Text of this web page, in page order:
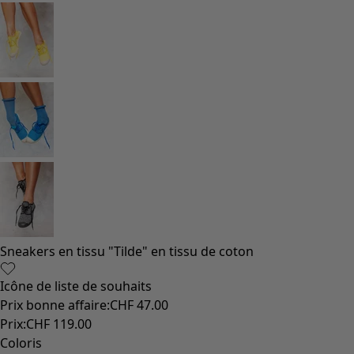
Styles de vétements
Vêtements en lin
Robes de style hippie
Grandes Tailles
À fleurs
Vêtements hippies
Une mode scandinave
Superpositions
À rayures
Des carreaux à foison
À pois
Vêtements bio
Un design suédois
Robes en jersey
Vêtements bohèmes
Des vêtements pour les soirées fraîches